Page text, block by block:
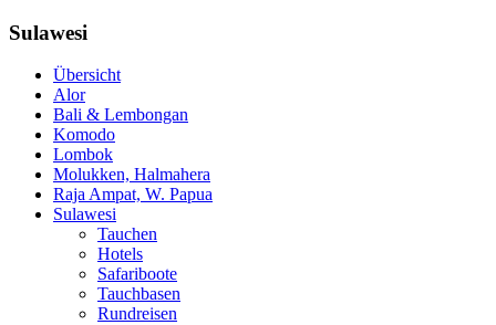
Sulawesi
Übersicht
Alor
Bali & Lembongan
Komodo
Lombok
Molukken, Halmahera
Raja Ampat, W. Papua
Sulawesi
Tauchen
Hotels
Safariboote
Tauchbasen
Rundreisen